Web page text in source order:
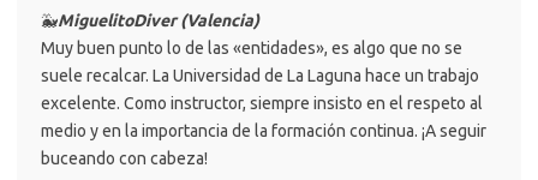
🐳MiguelitoDiver (Valencia)
Muy buen punto lo de las «entidades», es algo que no se
suele recalcar. La Universidad de La Laguna hace un trabajo
excelente. Como instructor, siempre insisto en el respeto al
medio y en la importancia de la formación continua. ¡A seguir
buceando con cabeza!